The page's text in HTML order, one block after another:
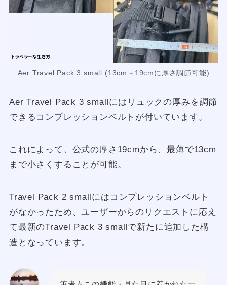
Aer Travel Pack 3 small (13cm～19cmに厚さ調節可能)
Aer Travel Pack 3 smallにはリュックの厚みを調節
できるコンプレッションベルトが付いています。
これによって、公式の厚さ19cmから、最薄で13cm
まで小さくすることが可能。
Travel Pack 2 smallにはコンプレッションベルト
がなかったため、ユーザーからのリクエストに応え
て最新のTravel Pack 3 smallで新たに追加した構
造となっています。